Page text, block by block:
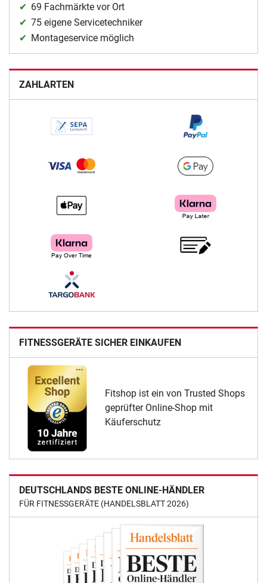
69 Fachmärkte vor Ort
75 eigene Servicetechniker
Montageservice möglich
ZAHLARTEN
FITNESSGERÄTE SICHER EINKAUFEN
Fitshop ist ein von Trusted Shops
geprüfter Online-Shop mit
Käuferschutz
DEUTSCHLANDS BESTE ONLINE-HÄNDLER
FÜR FITNESSGERÄTE (HANDELSBLATT 2026)